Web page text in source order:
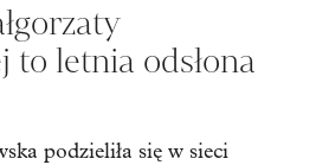
to letnia odsłona
podzieliła się w sieci